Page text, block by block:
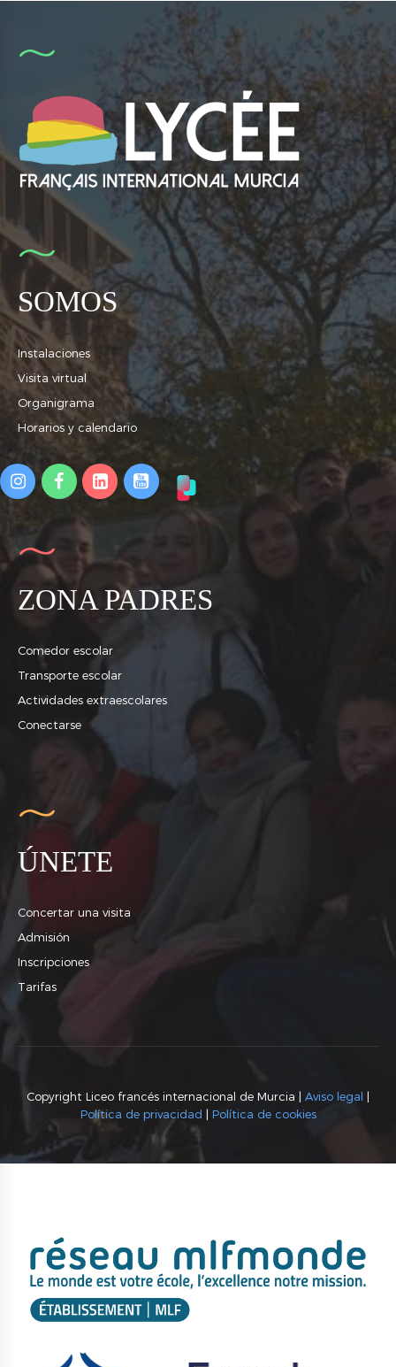
SOMOS
Instalaciones
Visita virtual
Organigrama
Horarios y calendario
ZONA PADRES
Comedor escolar
Transporte escolar
Actividades extraescolares
Conectarse
ÚNETE
Concertar una visita
Admisión
Inscripciones
Tarifas
Copyright Liceo francés internacional de Murcia | Aviso legal |
Política de privacidad | Política de cookies